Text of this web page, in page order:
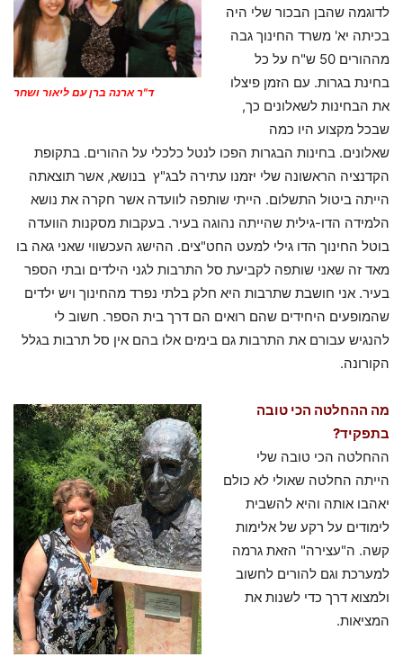
ד"ר ארנה ברן עם ליאור ושחר
לדוגמה שהבן הבכור שלי היה
בכיתה יא' משרד החינוך גבה
מההורים 50 ש"ח על כל
בחינת בגרות. עם הזמן פיצלו
את הבחינות לשאלונים כך,
שבכל מקצוע היו כמה
שאלונים. בחינות הבגרות הפכו לנטל כלכלי על ההורים. בתקופת
הקדנציה הראשונה שלי יזמנו עתירה לבג"ץ בנושא, אשר תוצאתה
הייתה ביטול התשלום. הייתי שותפה לוועדה אשר חקרה את נושא
הלמידה הדו-גילית שהייתה נהוגה בעיר. בעקבות מסקנות הוועדה
בוטל החינוך הדו גילי למעט החט"צים. ההישג העכשווי שאני גאה בו
מאד זה שאני שותפה לקביעת סל התרבות לגני הילדים ובתי הספר
בעיר. אני חושבת שתרבות היא חלק בלתי נפרד מהחינוך ויש ילדים
שהמופעים היחידים שהם רואים הם דרך בית הספר. חשוב לי
להנגיש עבורם את התרבות גם בימים אלו בהם אין סל תרבות בגלל
הקורונה.
מה ההחלטה הכי טובה
בתפקיד?
ההחלטה הכי טובה שלי
הייתה החלטה שאולי לא כולם
יאהבו אותה והיא להשבית
לימודים על רקע של אלימות
קשה. ה"עצירה" הזאת גרמה
למערכת וגם להורים לחשוב
ולמצוא דרך כדי לשנות את
המציאות.